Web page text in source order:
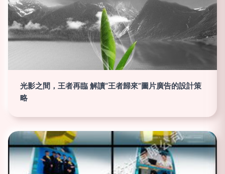
光影之間，王者再臨 解讀“王者歸來”圖片廣告的設計策
略